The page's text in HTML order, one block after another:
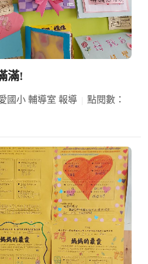
滿!
國小 輔導室 報導
點閱數：